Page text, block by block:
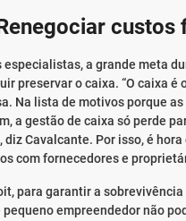
custos
especialistas, a grande meta
preservar o caixa. “O caixa é
Na lista de motivos porque
a gestão de caixa só perde
diz Cavalcante. Por isso, é
com fornecedores e
para garantir a sobrevivência
pequeno empreendedor não